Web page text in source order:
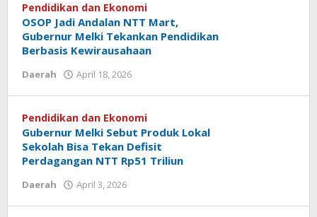
Pendidikan dan Ekonomi
OSOP Jadi Andalan NTT Mart,
Gubernur Melki Tekankan Pendidikan
Berbasis Kewirausahaan
Daerah April 18, 2026
Tu@mes
Pendidikan dan Ekonomi
Gubernur Melki Sebut Produk Lokal
Sekolah Bisa Tekan Defisit
Perdagangan NTT Rp51 Triliun
Daerah April 3, 2026
Tu@mes